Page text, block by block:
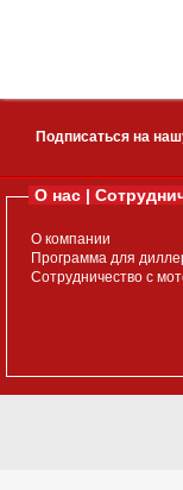
Подписаться на
О нас |
О компании
Программа для
Сотрудничество с